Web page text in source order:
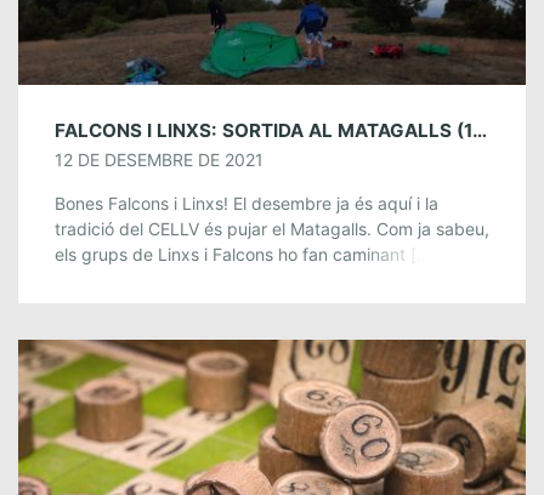
FALCONS I LINXS: SORTIDA AL MATAGALLS (18 I 19 DE DESEMBRE)
12 DE DESEMBRE DE 2021
Bones Falcons i Linxs! El desembre ja és aquí i la
tradició del CELLV és pujar el Matagalls. Com ja sabeu,
els grups de Linxs i Falcons ho fan caminant […]